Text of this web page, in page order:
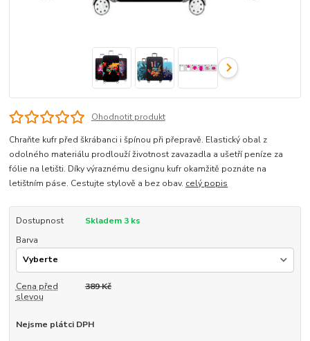
Ohodnotit produkt
Chraňte kufr před škrábanci i špínou při přepravě. Elastický obal z
odolného materiálu prodlouží životnost zavazadla a ušetří peníze za
fólie na letišti. Díky výraznému designu kufr okamžitě poznáte na
letištním páse. Cestujte stylově a bez obav. celý popis
Dostupnost
Skladem 3 ks
Barva
Cena před
slevou
389 Kč
Nejsme plátci DPH